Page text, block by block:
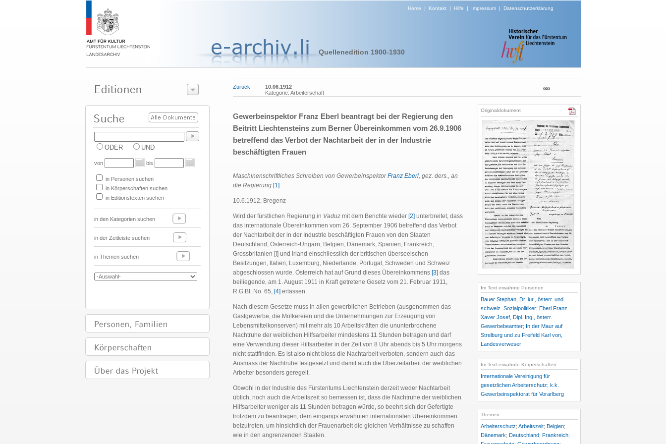
Home | Kontakt| Hilfe | Impressum| Datenschutzerklärung
Quellenedition 1900-1930
ODER UND
von bis
in Personen suchen
in Körperschaften suchen
in Editionstexten suchen
in den Kategorien suchen
in der Zeitleiste suchen
in Themen suchen
Zurück
10.06.1912
Kategorie: Arbeiterschaft
Gewerbeinspektor Franz Eberl beantragt bei der Regierung den
Beitritt Liechtensteins zum Berner Übereinkommen vom 26.9.1906
betreffend das Verbot der Nachtarbeit der in der Industrie
beschäftigten Frauen
Maschinenschriftliches Schreiben von GewerbeinspektorFranz Eberl, gez. ders., an
die Regierung [1]
10.6.1912, Bregenz
Wird der fürstlichen Regierung in Vaduz mit dem Berichte wieder [2] unterbreitet, dass
das internationale Übereinkommen vom 26. September 1906 betreffend das Verbot
der Nachtarbeit der in der Industrie beschäftigten Frauen von den Staaten
Deutschland, Österreich-Ungarn, Belgien, Dänemark, Spanien, Frankreich,
Grossbritanien [!] und Irland einschliesslich der britischen überseeischen
Besitzungen, Italien, Luxemburg, Niederlande, Portugal, Schweden und Schweiz
abgeschlossen wurde. Österreich hat auf Grund dieses Übereinkommens [3] das
beiliegende, am 1. August 1911 in Kraft getretene Gesetz vom 21. Februar 1911,
R.G.Bl. No. 65, [4] erlassen.
Nach diesem Gesetze muss in allen gewerblichen Betrieben (ausgenommen das
Gastgewerbe, die Molkereien und die Unternehmungen zur Erzeugung von
Lebensmittelkonserven) mit mehr als 10 Arbeitskräften die ununterbrochene
Nachtruhe der weiblichen Hilfsarbeiter mindestens 11 Stunden betragen und darf
eine Verwendung dieser Hilfsarbeiter in der Zeit von 8 Uhr abends bis 5 Uhr morgens
nicht stattfinden. Es ist also nicht bloss die Nachtarbeit verboten, sondern auch das
Ausmass der Nachtruhe festgesetzt und damit auch die Überzeitarbeit der weiblichen
Arbeiter besonders geregelt.
Obwohl in der Industrie des Fürstentums Liechtenstein derzeit weder Nachtarbeit
üblich, noch auch die Arbeitszeit so bemessen ist, dass die Nachtruhe der weiblichen
Hilfsarbeiter weniger als 11 Stunden betragen würde, so beehrt sich der Gefertigte
trotzdem zu beantragen, dem eingangs erwähnten internationalen Übereinkommen
beizutreten, um hinsichtlich der Frauenarbeit die gleichen Verhältnisse zu schaffen
wie in den angrenzenden Staaten.
Originaldokument
Im Text erwähnte Personen
Bauer Stephan, Dr. iur., österr. und
schweiz. Sozialpolitiker; Eberl Franz
Xaver Josef, Dipl. Ing., österr.
Gewerbebeamter; In der Maur auf
Strelburg und zu Freifeld Karl von,
Landesverweser
Im Text erwähnte Körperschaften
Internationale Vereinigung für
gesetzlichen Arbeiterschutz; k.k.
Gewerbeinspektorat für Vorarlberg
Themen
Arbeiterschutz; Arbeitszeit; Belgien;
Dänemark; Deutschland; Frankreich;